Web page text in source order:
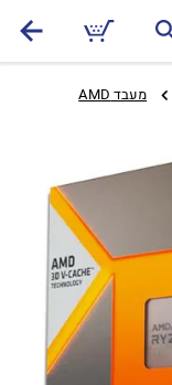
מעבד AMD‏